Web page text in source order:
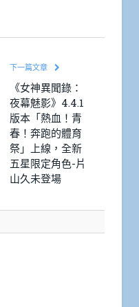
下一篇文章
《女神異聞錄：
夜幕魅影》4.4.1
版本「熱血！青
春！奔跑的體育
祭」上線，全新
五星限定角色-片
山久未登場